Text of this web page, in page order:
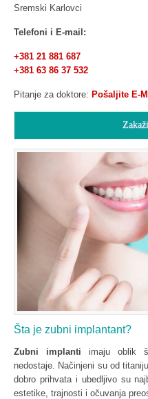
Sremski Karlovci
Telefoni i E-mail:
+381 21 881 687
+381 63 86 37 532
Pitanje za doktore: Pošaljite E-
Šta je zubni implantant?
Zubni implanti imaju oblik
nedostaje. Načinjeni su od
dobro prihvata i ubedljivo su
estetike, trajnosti i očuvanja